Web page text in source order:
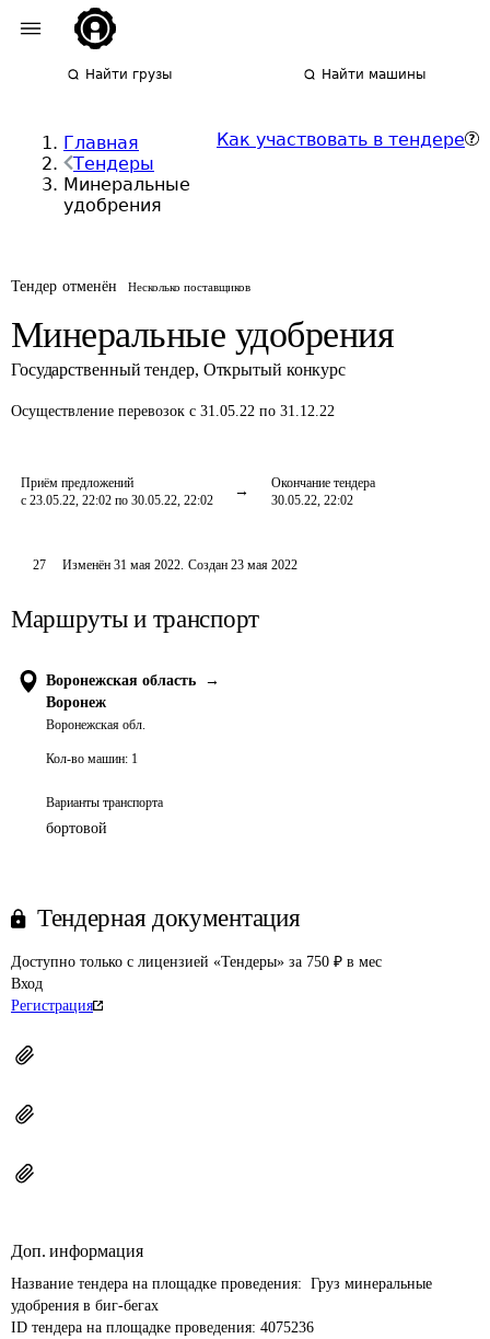
Найти грузы Найти машины
Главная
Тендеры
Минеральные
удобрения
Как участвовать в тендере
Тендер отменён Несколько поставщиков
Минеральные удобрения
Государственный тендер, Открытый конкурс
Осуществление перевозок с 31.05.22 по 31.12.22
Приём предложений
с 23.05.22, 22:02 по 30.05.22, 22:02
Окончание тендера
30.05.22, 22:02
27 Изменён31 мая 2022. Создан 23 мая 2022
Маршруты и транспорт
Воронежская область
→
Воронеж
Воронежская обл.
Кол-во машин: 1
Варианты транспорта
бортовой
Тендерная документация
Доступно только с лицензией «Тендеры» за 750 ₽ в мес
Вход
Регистрация
Доп. информация
Название тендера на площадке проведения: Груз минеральные
удобрения в биг-бегах
ID тендера на площадке проведения: 4075236